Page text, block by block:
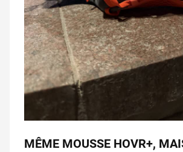
MÊME MOUSSE HOVR+,